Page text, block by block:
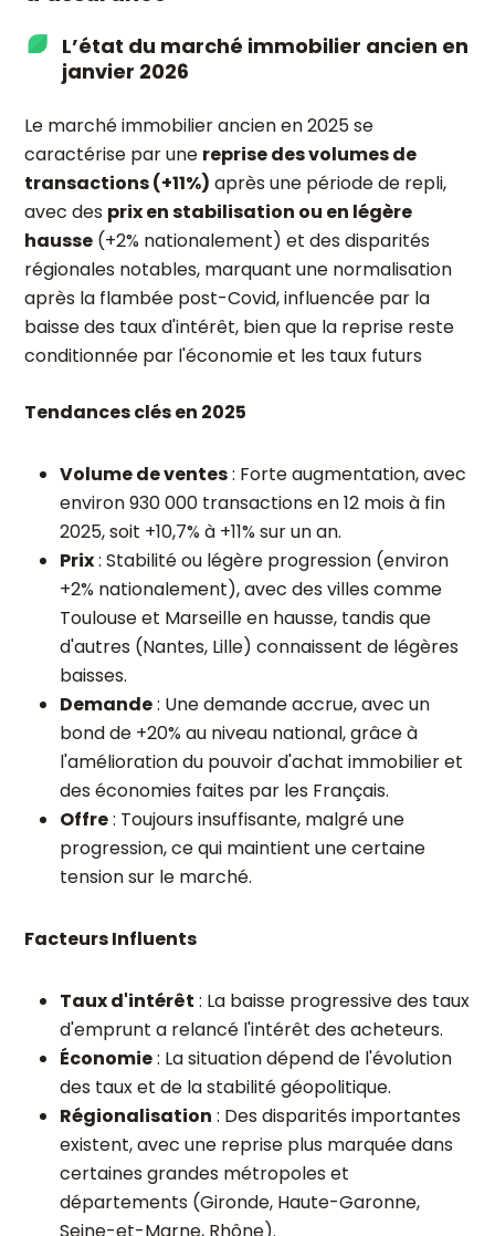
L’état du marché immobilier ancien en
janvier 2026
Le marché immobilier ancien en 2025 se
caractérise par une reprise des volumes de
transactions (+11%) après une période de repli,
avec des prix en stabilisation ou en légère
hausse (+2% nationalement) et des disparités
régionales notables, marquant une normalisation
après la flambée post-Covid, influencée par la
baisse des taux d'intérêt, bien que la reprise reste
conditionnée par l'économie et les taux futurs
Tendances clés en 2025
Volume de ventes: Forte augmentation, avec
environ 930 000 transactions en 12 mois à fin
2025, soit +10,7% à +11% sur un an.
Prix: Stabilité ou légère progression (environ
+2% nationalement), avec des villes comme
Toulouse et Marseille en hausse, tandis que
d'autres (Nantes, Lille) connaissent de légères
baisses.
Demande: Une demande accrue, avec un
bond de +20% au niveau national, grâce à
l'amélioration du pouvoir d'achat immobilier et
des économies faites par les Français.
Offre: Toujours insuffisante, malgré une
progression, ce qui maintient une certaine
tension sur le marché.
Facteurs Influents
Taux d'intérêt : La baisse progressive des taux
d'emprunt a relancé l'intérêt des acheteurs.
Économie: La situation dépend de l'évolution
des taux et de la stabilité géopolitique.
Régionalisation : Des disparités importantes
existent, avec une reprise plus marquée dans
certaines grandes métropoles et
départements (Gironde, Haute-Garonne,